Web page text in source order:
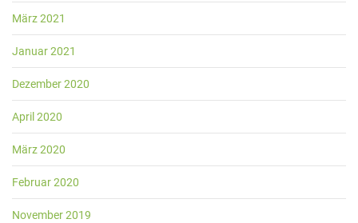
März 2021
Januar 2021
Dezember 2020
April 2020
März 2020
Februar 2020
November 2019